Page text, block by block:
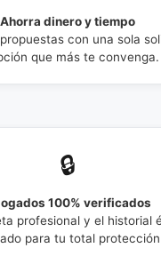
Ahorra dinero y tiempo
con una sola
que más te convenga.
🔒
100% verificados
profesional y el historial
para tu total